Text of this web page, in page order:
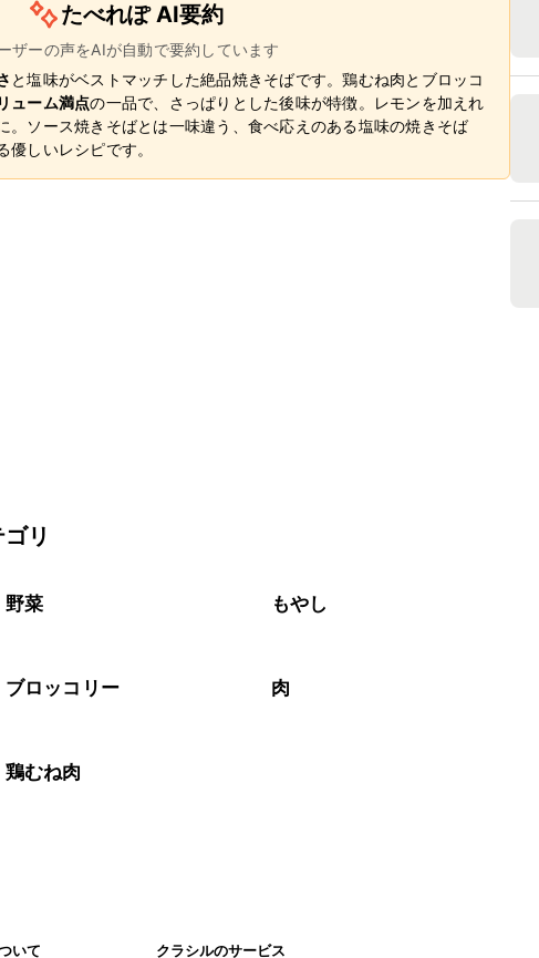
たべれぽ AI要約
ザーの声をAIが自動で要約しています
と塩味がベストマッチした絶品焼きそばです。鶏むね肉とブロッコ
ューム満点の一品で、さっぱりとした後味が特徴。レモンを加えれ
。ソース焼きそばとは一味違う、食べ応えのある塩味の焼きそば
しいレシピです。
リ
野菜 もやし
ブロッコリー 肉
鶏むね肉
いて
クラシルのサービス